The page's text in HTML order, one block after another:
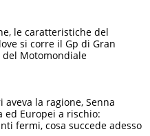
le caratteristiche del
si corre il Gp di Gran
del Motomondiale
aveva la ragione, Senna
ed Europei a rischio:
fermi, cosa succede adesso